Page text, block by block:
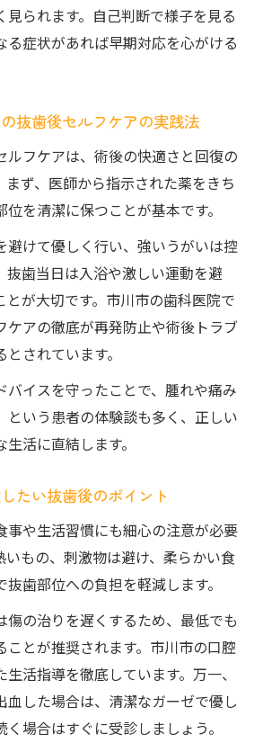
見られます。自己判断で様子を見る
る症状があれば早期対応を心がける
抜歯後セルフケアの実践法
ルフケアは、術後の快適さと回復の
ず、医師から指示された薬をきち
を清潔に保つことが基本です。
避けて優しく行い、強いうがいは控
抜歯当日は入浴や激しい運動を避
とが大切です。市川市の歯科医院で
ケアの徹底が再発防止や術後トラブ
されています。
バイスを守ったことで、腫れや痛み
という患者の体験談も多く、正しい
活に直結します。
たい抜歯後のポイント
事や生活習慣にも細心の注意が必要
いもの、刺激物は避け、柔らかい食
歯部位への負担を軽減します。
傷の治りを遅くするため、最低でも
ことが推奨されます。市川市の口腔
活指導を徹底しています。万一、
血した場合は、清潔なガーゼで優し
場合はすぐに受診しましょう。